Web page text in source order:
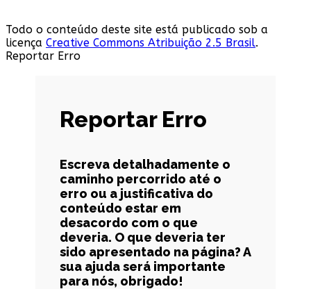
Todo o conteúdo deste site está publicado sob a
licença Creative Commons Atribuição 2.5 Brasil.
Reportar Erro
Reportar Erro
Escreva detalhadamente o
caminho percorrido até o
erro ou a justificativa do
conteúdo estar em
desacordo com o que
deveria. O que deveria ter
sido apresentado na página? A
sua ajuda será importante
para nós, obrigado!